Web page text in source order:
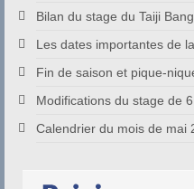
Bilan du stage du Taiji Bang
Les dates importantes de
Fin de saison et pique-
Modifications du stage de
Calendrier du mois de mai